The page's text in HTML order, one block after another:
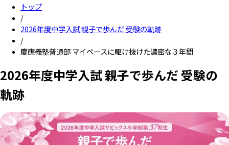
トップ
/
2026年度中学入試 親子で歩んだ 受験の軌跡
/
慶應義塾普通部 マイペースに駆け抜けた濃密な３年間
2026年度中学入試 親子で歩んだ 受験の
軌跡